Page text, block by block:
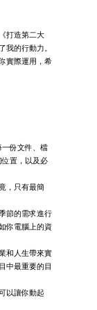
打造第二大
我的行動力。
實際運用，希
份文件、檔
置，以及必
，只有最簡
節的需求進行
你電腦上的資
和人生帶來實
中最重要的目
以讓你動起